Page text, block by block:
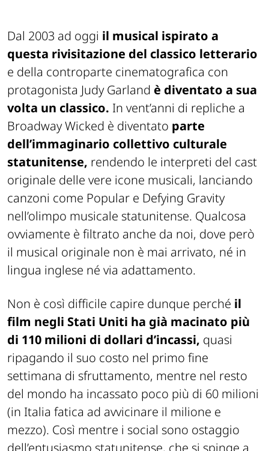
Dal 2003 ad oggi il musical ispirato a
questa rivisitazione del classico letterario
e della controparte cinematografica con
protagonista Judy Garland è diventato a sua
volta un classico. In vent’anni di repliche a
Broadway Wicked è diventato parte
dell’immaginario collettivo culturale
statunitense, rendendo le interpreti del cast
originale delle vere icone musicali, lanciando
canzoni come Popular e Defying Gravity
nell’olimpo musicale statunitense. Qualcosa
ovviamente è filtrato anche da noi, dove però
il musical originale non è mai arrivato, né in
lingua inglese né via adattamento.
Non è così difficile capire dunque perché il
film negli Stati Uniti ha già macinato più
di 110 milioni di dollari d’incassi, quasi
ripagando il suo costo nel primo fine
settimana di sfruttamento, mentre nel resto
del mondo ha incassato poco più di 60 milioni
(in Italia fatica ad avvicinare il milione e
mezzo). Così mentre i social sono ostaggio